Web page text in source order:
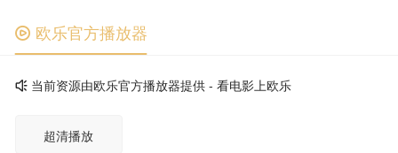
 欧乐官方播放器
当前资源由欧乐官方播放器提供 - 看电影上欧乐
超清播放